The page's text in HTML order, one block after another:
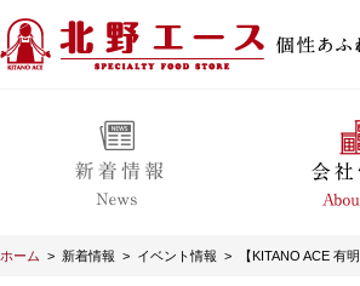
ホーム > 新着情報 > イベント情報 > 【KITANO ACE 有